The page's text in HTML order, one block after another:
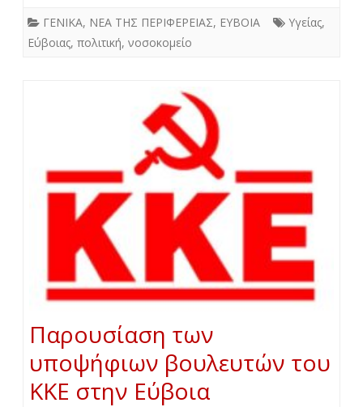
ΓΕΝΙΚΑ, ΝΕΑ ΤΗΣ ΠΕΡΙΦΕΡΕΙΑΣ, ΕΥΒΟΙΑ Υγείας,
Εύβοιας, πολιτική, νοσοκομείο
Παρουσίαση των
υποψήφιων βουλευτών του
ΚΚΕ στην Εύβοια